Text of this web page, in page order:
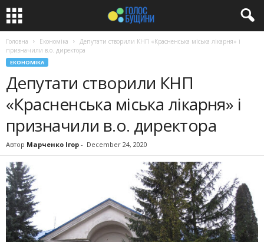
Головна Економіка
Депутати створили КНП «Красненська міська лікарня» і
призначили в.о. директора
ЕКОНОМІКА
Депутати створили КНП
«Красненська міська лікарня» і
призначили в.о. директора
Автор Марченко Ігор - December 24, 2020